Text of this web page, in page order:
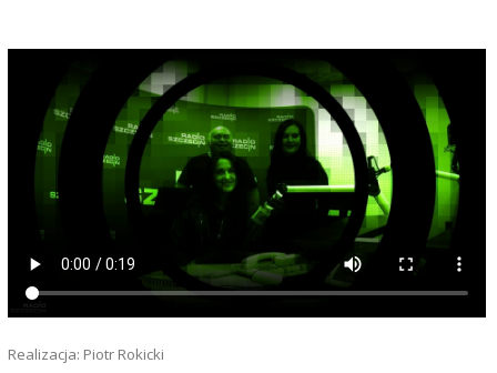
Realizacja: Piotr Rokicki